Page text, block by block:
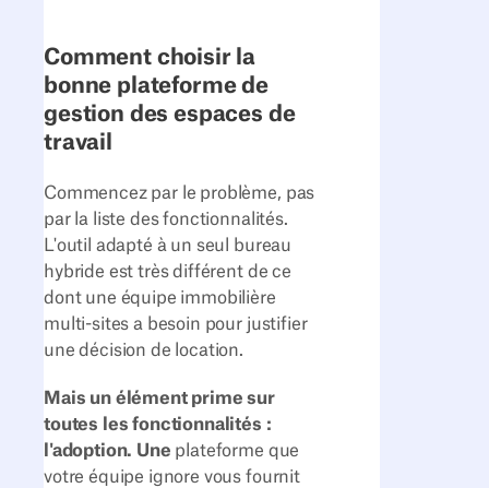
Comment choisir la
bonne plateforme de
gestion des espaces de
travail
Commencez par le problème, pas
par la liste des fonctionnalités.
L'outil adapté à un seul bureau
hybride est très différent de ce
dont une équipe immobilière
multi-sites a besoin pour justifier
une décision de location.
Mais un élément prime sur
toutes les fonctionnalités :
l'adoption. Une plateforme que
votre équipe ignore vous fournit